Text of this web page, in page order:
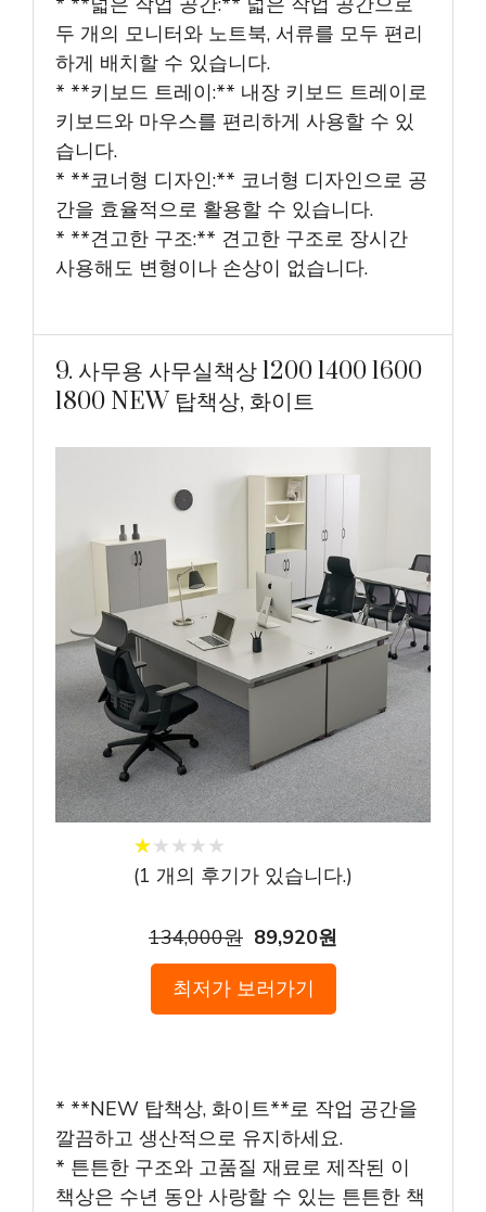
두 개의 모니터와 노트북, 서류를 모두 편리
하게 배치할 수 있습니다.
* **키보드 트레이:** 내장 키보드 트레이로
키보드와 마우스를 편리하게 사용할 수 있
습니다.
* **코너형 디자인:** 코너형 디자인으로 공
간을 효율적으로 활용할 수 있습니다.
* **견고한 구조:** 견고한 구조로 장시간
사용해도 변형이나 손상이 없습니다.
9. 사무용 사무실책상 1200 1400 1600
1800 NEW 탑책상, 화이트
★★ ★ ★ ★
★★ ★ ★ ★
(1 개의 후기가 있습니다.)
134,000원 89,920원
최저가 보러가기
* **NEW 탑책상, 화이트**로 작업 공간을
깔끔하고 생산적으로 유지하세요.
* 튼튼한 구조와 고품질 재료로 제작된 이
책상은 수년 동안 사랑할 수 있는 튼튼한 책